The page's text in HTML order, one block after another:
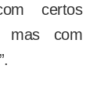
certos
mas com